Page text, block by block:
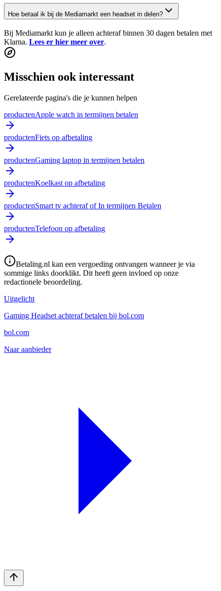
Hoe betaal ik bij de Mediamarkt een headset in delen?
Bij Mediamarkt kun je alleen achteraf binnen 30 dagen betalen met
Klarna. Lees er hier meer over.
Misschien ook interessant
Gerelateerde pagina's die je kunnen helpen
productenApple watch in termijnen betalen
productenFiets op afbetaling
productenGaming laptop in termijnen betalen
productenKoelkast op afbetaling
productenSmart tv achteraf of In termijnen Betalen
productenTelefoon op afbetaling
Betaling.nl kan een vergoeding ontvangen wanneer je via
sommige links doorklikt. Dit heeft geen invloed op onze
redactionele beoordeling.
Uitgelicht
Gaming Headset achteraf betalen bij bol.com
bol.com
Naar aanbieder